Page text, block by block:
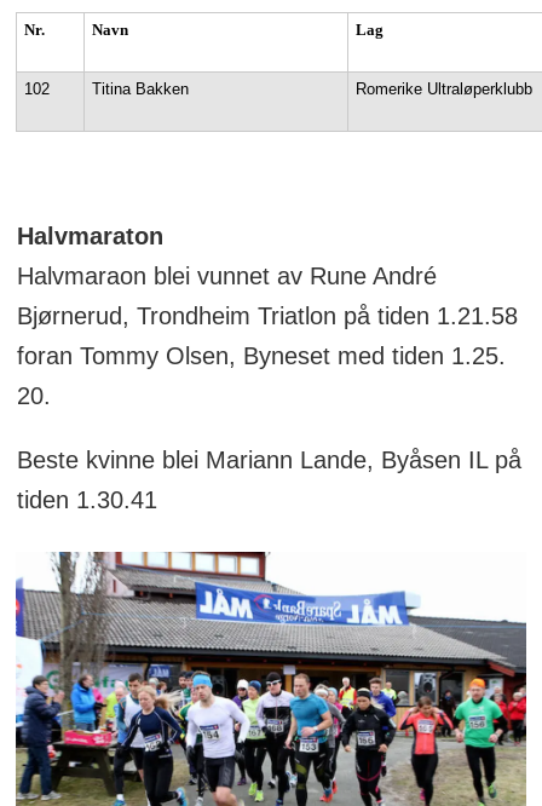
Nr. Navn Lag
102 Titina Bakken Romerike Ultraløperklubb
Halvmaraton
Halvmaraon blei vunnet av Rune André
Bjørnerud, Trondheim Triatlon på tiden 1.21.58
foran Tommy Olsen, Byneset med tiden 1.25.
20.
Beste kvinne blei Mariann Lande, Byåsen IL på
tiden 1.30.41